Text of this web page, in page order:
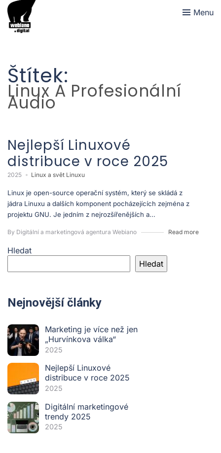
Menu
Štítek:
Linux A Profesionální
Audio
Nejlepší Linuxové
distribuce v roce 2025
2025 Linux a svět Linuxu
Linux je open-source operační systém, který se skládá z
jádra Linuxu a dalších komponent pocházejících zejména z
projektu GNU. Je jedním z nejrozšířenějších a...
By Digitální a marketingová agentura Webiano Read more
Hledat
Hledat
Nejnovější články
Marketing je více než jen
„Hurvínkova válka“
2025
Nejlepší Linuxové
distribuce v roce 2025
2025
Digitální marketingové
trendy 2025
2025